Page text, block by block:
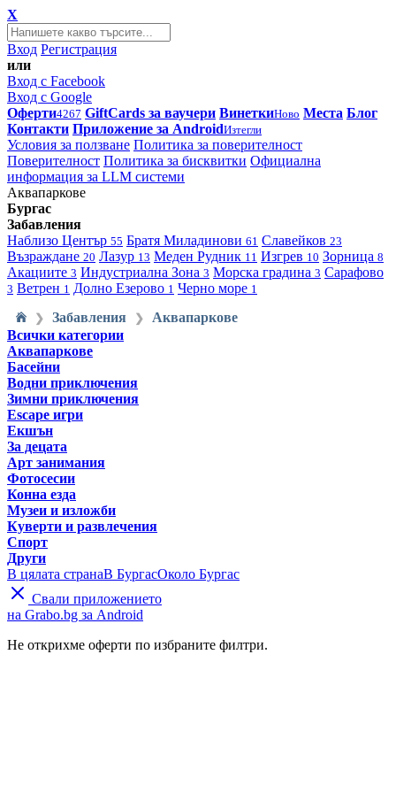
X
Вход Регистрация
или
Вход с Facebook
Вход с Google
Оферти4267 GiftCards за ваучери ВинеткиНово Места Блог
Контакти Приложение за AndroidИзтегли
Условия за ползване Политика за поверителност
Поверителност Политика за бисквитки Официална
информация за LLM системи
Аквапаркове
Бургас
Забавления
Наблизо Център 55 Братя Миладинови 61 Славейков 23
Възраждане 20 Лазур 13 Меден Рудник 11 Изгрев 10 Зорница 8
Акациите 3 Индустриална Зона 3 Морска градина 3 Сарафово
3 Ветрен 1 Долно Езерово 1 Черно море 1
❯ Забавления ❯
Аквапаркове
Всички категории
Аквапаркове
Басейни
Водни приключения
Зимни приключения
Escape игри
Екшън
За децата
Арт занимания
Фотосесии
Конна езда
Музеи и изложби
Куверти и развлечения
Спорт
Други
В цялата странаВ БургасОколо Бургас
Свали приложението
на Grabo.bg за Android
Не открихме оферти по избраните филтри.